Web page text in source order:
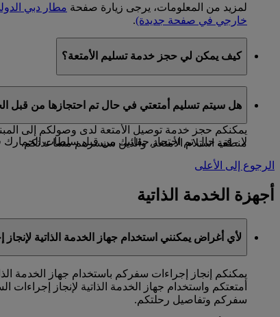
لمزيد من المعلومات، يرجى زيارة صفحة مطار دبي
خارجي في صفحة جديدة).
كيف يمكن لي حجز خدمة تسليم الأمتعة؟
توفر طيران الإمارات خدمة تسليم الأمتعة للعملاء
ضمن دولة الإمارات العربية المتحدة.
منطقة استلام الأمتعة، والذين سيسرهم مساعدتكم.
هل سيتم تسليم أمتعتي في حال تم احتجازها من قبل
لا - في حال تم احتجاز حقائبك من قبل سلطات الجمارك في
الرجوع إلى الأعلى
أجهزة الخدمة الذاتية
لأي أغراض يمكنني استخدام جهاز الخدمة الذاتية
يمكنكم إنجاز إجراءات سفركم باستخدام جهاز الخدمة
أمتعتكم واستخدام جهاز الخدمة الذاتية لإنجاز
سفركم وتفاصيل رحلتكم.